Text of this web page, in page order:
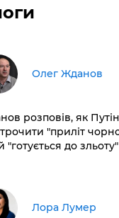
Олег Жданов
розповів, як
"приліт
"готується до зльоту"
​Лора Лумер